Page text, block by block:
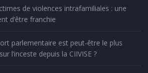
de violences intrafamiliales : une
d’être franchie
parlementaire est peut-être le plus
l’inceste depuis la CIIVISE ?